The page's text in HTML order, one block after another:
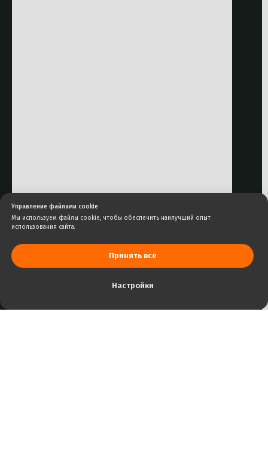
Управление файлами cookie
Мы используем файлы cookie, чтобы обеспечить наилучший опыт
использования сайта.
Принять все
Настройки